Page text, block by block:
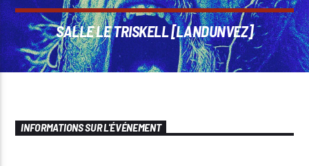
SALLE LE TRISKELL [LANDUNVEZ]
INFORMATIONS SUR L'ÉVÉNEMENT